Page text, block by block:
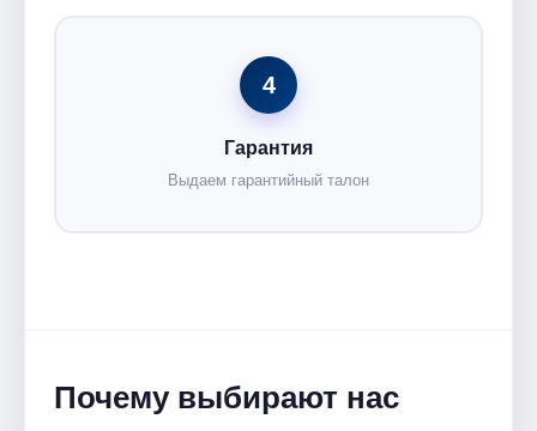
4
Гарантия
Выдаем гарантийный талон
Почему выбирают нас